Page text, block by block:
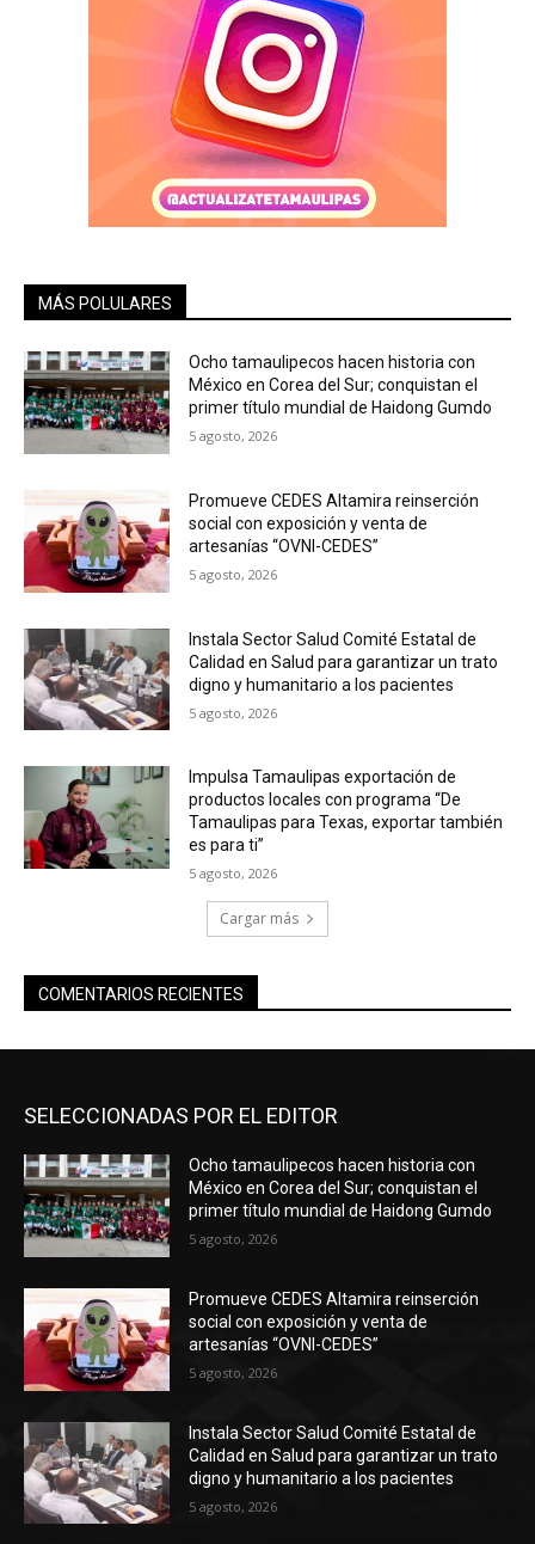
MÁS POLULARES
Ocho tamaulipecos hacen historia con
México en Corea del Sur; conquistan el
primer título mundial de Haidong Gumdo
5 agosto, 2026
Promueve CEDES Altamira reinserción
social con exposición y venta de
artesanías “OVNI-CEDES”
5 agosto, 2026
Instala Sector Salud Comité Estatal de
Calidad en Salud para garantizar un trato
digno y humanitario a los pacientes
5 agosto, 2026
Impulsa Tamaulipas exportación de
productos locales con programa “De
Tamaulipas para Texas, exportar también
es para ti”
5 agosto, 2026
Cargar más
COMENTARIOS RECIENTES
SELECCIONADAS POR EL EDITOR
Ocho tamaulipecos hacen historia con
México en Corea del Sur; conquistan el
primer título mundial de Haidong Gumdo
5 agosto, 2026
Promueve CEDES Altamira reinserción
social con exposición y venta de
artesanías “OVNI-CEDES”
5 agosto, 2026
Instala Sector Salud Comité Estatal de
Calidad en Salud para garantizar un trato
digno y humanitario a los pacientes
5 agosto, 2026